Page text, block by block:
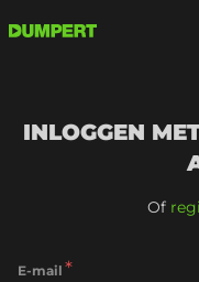
INLOGGEN
Of
E-mail *